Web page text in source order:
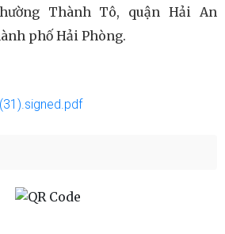
Thành Tô, quận Hải An
phố Hải Phòng.